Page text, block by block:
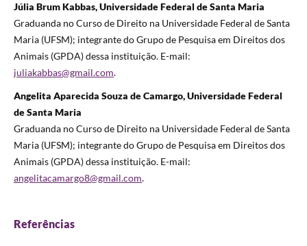
Júlia Brum Kabbas, Universidade Federal de Santa Maria
Graduanda no Curso de Direito na Universidade Federal de Santa
Maria (UFSM); integrante do Grupo de Pesquisa em Direitos dos
Animais (GPDA) dessa instituição. E-mail:
juliakabbas@gmail.com.
Angelita Aparecida Souza de Camargo, Universidade Federal
de Santa Maria
Graduanda no Curso de Direito na Universidade Federal de Santa
Maria (UFSM); integrante do Grupo de Pesquisa em Direitos dos
Animais (GPDA) dessa instituição. E-mail:
angelitacamargo8@gmail.com.
Referências